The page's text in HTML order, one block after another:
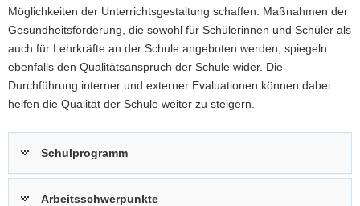
i
f
e
n
d
e
i
g
t
i
o
n
o
r
m
a
t
i
Möglichkeiten der Unterrichtsgestaltung schaffen. Maßnahmen der
Gesundheitsförderung, die sowohl für Schülerinnen und Schüler als
auch für Lehrkräfte an der Schule angeboten werden, spiegeln
ebenfalls den Qualitätsanspruch der Schule wider. Die
Durchführung interner und externer Evaluationen können dabei
helfen die Qualität der Schule weiter zu steigern.
Schulprogramm
Arbeitsschwerpunkte